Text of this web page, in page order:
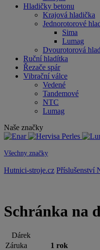
Hladičky betonu
Krajová hladička
Jednorotorové
Sima
Lumag
Dvourotorová
Ruční hladítka
Řezače spár
Vibrační válce
Vedené
Tandemové
NTC
Lumag
Naše značky
Všechny značky
Hutnici-stroje.cz Příslušenství
Schránka na
Dárek
Záruka
1 rok